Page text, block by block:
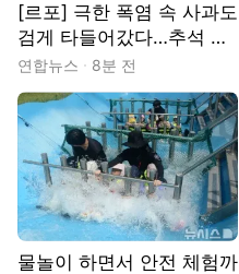
[르포] 극한 폭염 속 사과도
검게 타들어갔다…추석 앞
두고 '비상'
연합뉴스 8분 전
물놀이 하면서 안전 체험까